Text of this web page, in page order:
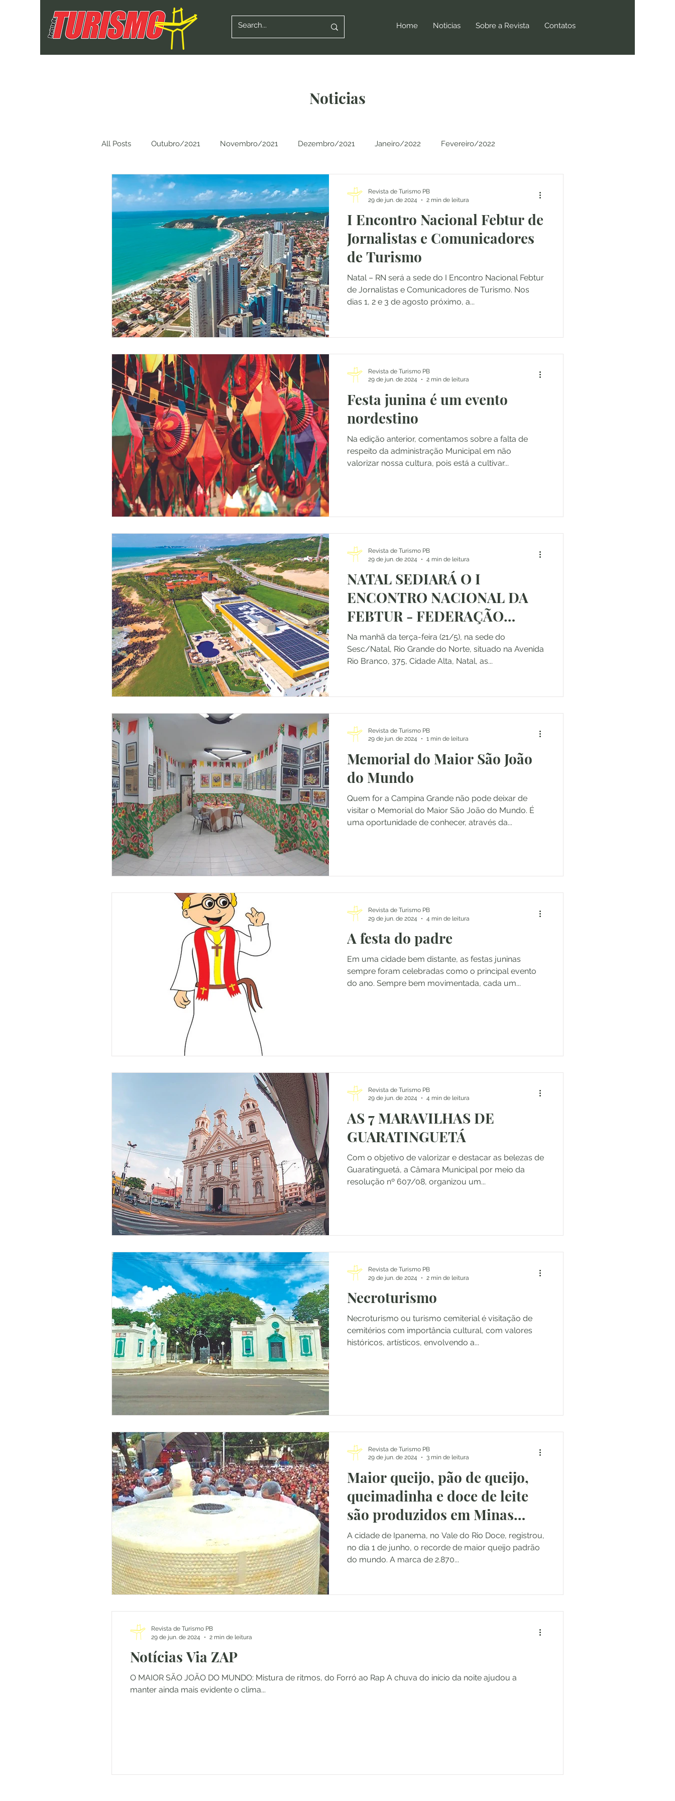
Home Noticias Sobre a Revista Contatos
Noticias
All Posts Outubro/2021 Novembro/2021 Dezembro/2021 Janeiro/2022 Fevereiro/2022
Março/2022 Maio/2022 Junho/2022 Setembro/2022
Dezembro/2022 Janeiro/2023 Março/2023 Abril/2023 Junho/2023 Julho/2023
Agosto/2023 Setembro/2023 Novembro/2023 Janeiro/2024 Fevereiro/2024
Maio/2024 Junho/2024 Junho/2024 Julho/2024 Agosto/2024 Setembro/2024
I Encontro Nacional Febtur de
Jornalistas e Comunicadores
de Turismo
Natal – RN será a sede do I Encontro Nacional Febtur
de Jornalistas e Comunicadores de Turismo. Nos
dias 1, 2 e 3 de agosto próximo, a...
Revista de Turismo PB
29 de jun. de 2024
2 min de leitura
Festa junina é um evento
nordestino
Na edição anterior, comentamos sobre a falta de
respeito da administração Municipal em não
valorizar nossa cultura, pois está a cultivar...
Revista de Turismo PB
29 de jun. de 2024
2 min de leitura
NATAL SEDIARÁ O I
ENCONTRO NACIONAL DA
FEBTUR - FEDERAÇÃO
BRASILEIRA DE
JORNALISTAS E
COMUNICADORES DO
Na manhã da terça-feira (21/5), na sede do
Sesc/Natal, Rio Grande do Norte, situado na Avenida
Rio Branco, 375, Cidade Alta, Natal, as...
Revista de Turismo PB
29 de jun. de 2024
4 min de leitura
Memorial do Maior São João
do Mundo
Quem for a Campina Grande não pode deixar de
visitar o Memorial do Maior São João do Mundo. É
uma oportunidade de conhecer, através da...
Revista de Turismo PB
29 de jun. de 2024
1 min de leitura
A festa do padre
Em uma cidade bem distante, as festas juninas
sempre foram celebradas como o principal evento
do ano. Sempre bem movimentada, cada um...
Revista de Turismo PB
29 de jun. de 2024
4 min de leitura
AS 7 MARAVILHAS DE
GUARATINGUETÁ
Com o objetivo de valorizar e destacar as belezas de
Guaratinguetá, a Câmara Municipal por meio da
resolução nº 607/08, organizou um...
Revista de Turismo PB
29 de jun. de 2024
4 min de leitura
Necroturismo
Necroturismo ou turismo cemiterial é visitação de
cemitérios com importância cultural, com valores
históricos, artísticos, envolvendo a...
Revista de Turismo PB
29 de jun. de 2024
2 min de leitura
Maior queijo, pão de queijo,
queimadinha e doce de leite
são produzidos em Minas
Gerais
A cidade de Ipanema, no Vale do Rio Doce, registrou,
no dia 1 de junho, o recorde de maior queijo padrão
do mundo. A marca de 2.870...
Revista de Turismo PB
29 de jun. de 2024
3 min de leitura
Notícias Via ZAP
O MAIOR SÃO JOÃO DO MUNDO: Mistura de ritmos, do Forró ao Rap A chuva do início da noite ajudou a
manter ainda mais evidente o clima...
Revista de Turismo PB
29 de jun. de 2024
2 min de leitura